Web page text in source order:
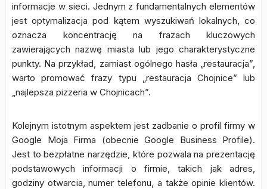
informacje w sieci. Jednym z fundamentalnych elementów
jest optymalizacja pod kątem wyszukiwań lokalnych, co
oznacza koncentrację na frazach kluczowych
zawierających nazwę miasta lub jego charakterystyczne
punkty. Na przykład, zamiast ogólnego hasła „restauracja”,
warto promować frazy typu „restauracja Chojnice” lub
„najlepsza pizzeria w Chojnicach”.
Kolejnym istotnym aspektem jest zadbanie o profil firmy w
Google Moja Firma (obecnie Google Business Profile).
Jest to bezpłatne narzędzie, które pozwala na prezentację
podstawowych informacji o firmie, takich jak adres,
godziny otwarcia, numer telefonu, a także opinie klientów.